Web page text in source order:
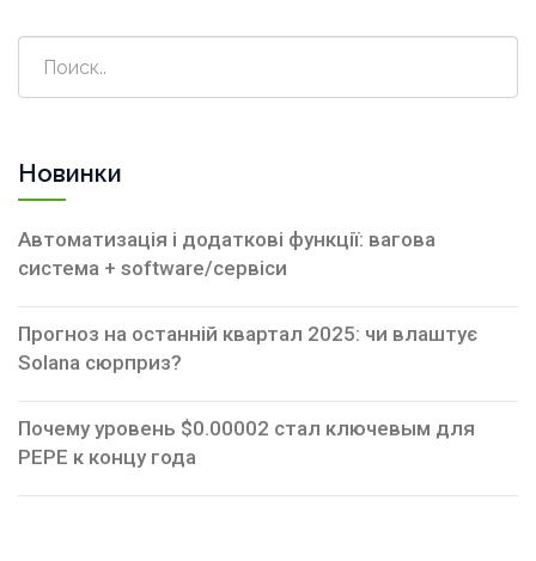
Новинки
Автоматизація і додаткові функції: вагова
система + software/сервіси
Прогноз на останній квартал 2025: чи влаштує
Solana сюрприз?
Почему уровень $0.00002 стал ключевым для
PEPE к концу года